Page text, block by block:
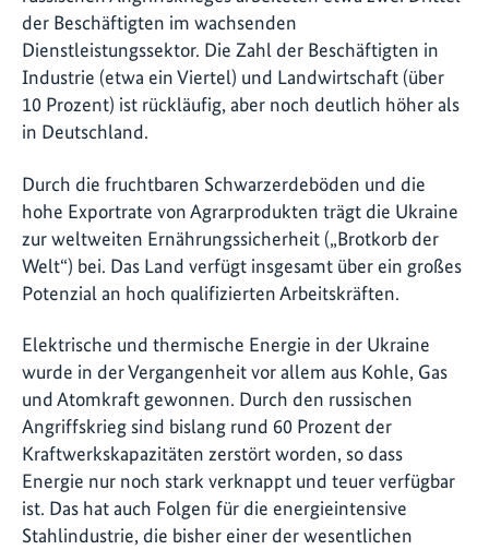
der Beschäftigten im wachsenden
Dienstleistungssektor. Die Zahl der Beschäftigten in
Industrie (etwa ein Viertel) und Landwirtschaft (über
10 Prozent) ist rückläufig, aber noch deutlich höher als
in Deutschland.
Durch die fruchtbaren Schwarzerdeböden und die
hohe Exportrate von Agrarprodukten trägt die Ukraine
zur weltweiten Ernährungssicherheit („Brotkorb der
Welt“) bei. Das Land verfügt insgesamt über ein großes
Potenzial an hoch qualifizierten Arbeitskräften.
Elektrische und thermische Energie in der Ukraine
wurde in der Vergangenheit vor allem aus Kohle, Gas
und Atomkraft gewonnen. Durch den russischen
Angriffskrieg sind bislang rund 60 Prozent der
Kraftwerkskapazitäten zerstört worden, so dass
Energie nur noch stark verknappt und teuer verfügbar
ist. Das hat auch Folgen für die energieintensive
Stahlindustrie, die bisher einer der wesentlichen